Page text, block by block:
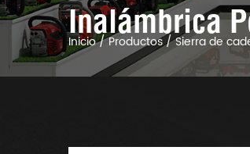
Inalámbrica
Inicio/Productos/Sierra de